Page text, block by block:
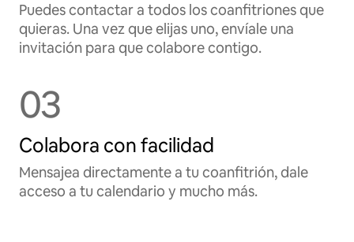
Puedes contactar a todos los coanfitriones que
quieras. Una vez que elijas uno, envíale una
invitación para que colabore contigo.
03
Colabora con facilidad
Mensajea directamente a tu coanfitrión, dale
acceso a tu calendario y mucho más.